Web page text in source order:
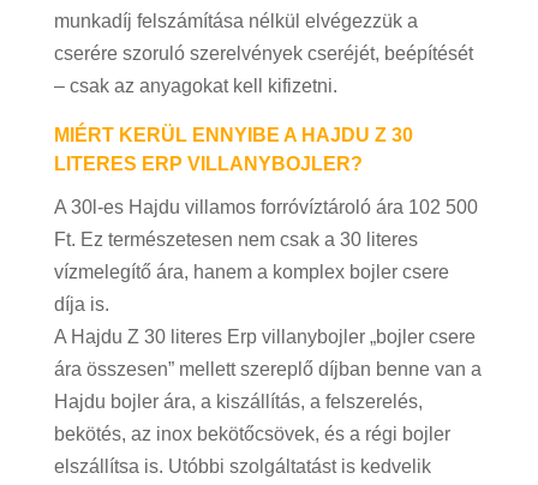
munkadíj felszámítása nélkül elvégezzük a
cserére szoruló szerelvények cseréjét, beépítését
– csak az anyagokat kell kifizetni.
MIÉRT KERÜL ENNYIBE A HAJDU Z 30
LITERES ERP VILLANYBOJLER?
A 30l-es Hajdu villamos forróvíztároló ára 102 500
Ft. Ez természetesen nem csak a 30 literes
vízmelegítő ára, hanem a komplex bojler csere
díja is.
A Hajdu Z 30 literes Erp villanybojler „bojler csere
ára összesen” mellett szereplő díjban benne van a
Hajdu bojler ára, a kiszállítás, a felszerelés,
bekötés, az inox bekötőcsövek, és a régi bojler
elszállítsa is. Utóbbi szolgáltatást is kedvelik